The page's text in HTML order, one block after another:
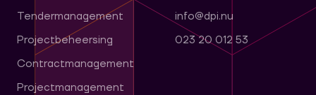
Tendermanagement
Projectbeheersing
Contractmanagement
Projectmanagement
info@dpi.nu
023 20 012 53